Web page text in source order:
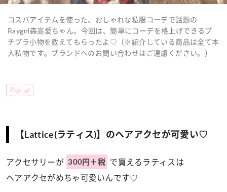
コスパアイテムを使った、おしゃれな私服コーデで話題の
Raygirl森高愛ちゃん。今回は、簡単にコーデを格上げできるプ
チプラ小物を教えてもらったよ♡（※紹介している商品は全て本
人私物です。ブランドへのお問い合わせはご遠慮ください。）
Pick up
【Lattice(ラティス)】のヘアアクセが可愛い♡
アクセサリーが 300円＋税 で買えるラティスは
ヘアアクセがめちゃ可愛いんです♡